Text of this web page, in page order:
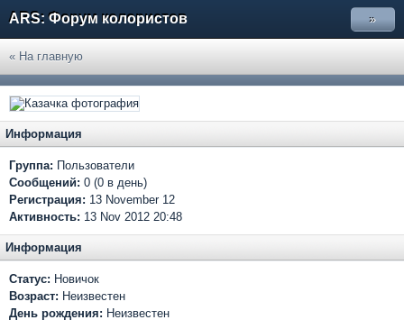
ARS: Форум колористов »
« На главную
Информация
Группа: Пользователи
Сообщений: 0 (0 в день)
Регистрация: 13 November 12
Активность: 13 Nov 2012 20:48
Информация
Статус: Новичок
Возраст: Неизвестен
День рождения: Неизвестен